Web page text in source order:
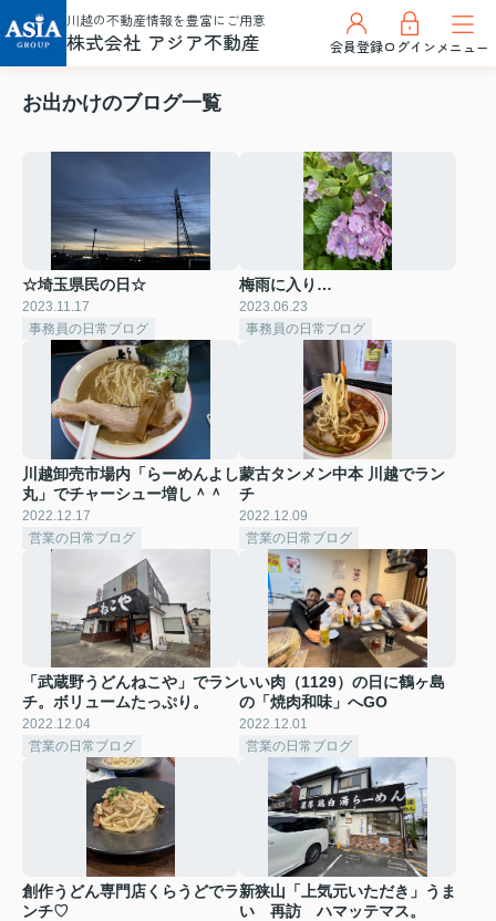
川越の不動産情報を豊富にご用意
株式会社 アジア不動産 会員登録ログインメニュー
お出かけのブログ一覧
☆埼玉県民の日☆
2023.11.17
事務員の日常ブログ
梅雨に入り…
2023.06.23
事務員の日常ブログ
川越卸売市場内「らーめんよし
丸」でチャーシュー増し＾＾
2022.12.17
営業の日常ブログ
蒙古タンメン中本 川越でラン
チ
2022.12.09
営業の日常ブログ
「武蔵野うどんねこや」でラン
チ。ボリュームたっぷり。
2022.12.04
営業の日常ブログ
いい肉（1129）の日に鶴ヶ島
の「焼肉和味」へGO
2022.12.01
営業の日常ブログ
創作うどん専門店くらうどでラ
ンチ♡
新狭山「上気元いただき」うま
い 再訪 ハマッテマス。